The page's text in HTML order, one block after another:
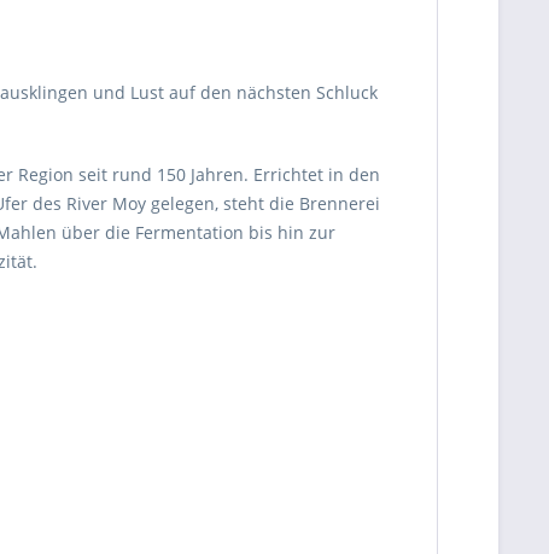
und Lust auf den nächsten Schluck
Region seit rund 150 Jahren. Errichtet in den
des River Moy gelegen, steht die Brennerei
über die Fermentation bis hin zur